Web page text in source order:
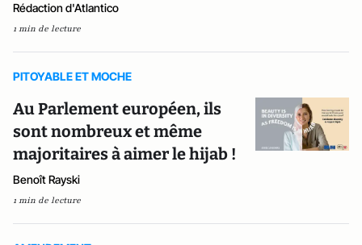
Rédaction d'Atlantico
1 min de lecture
PITOYABLE ET MOCHE
Au Parlement européen, ils
sont nombreux et même
majoritaires à aimer le hijab !
Benoît Rayski
1 min de lecture